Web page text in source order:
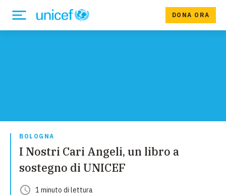
DONA ORA
BOLOGNA
I Nostri Cari Angeli, un libro a
sostegno di UNICEF
1 minuto di lettura